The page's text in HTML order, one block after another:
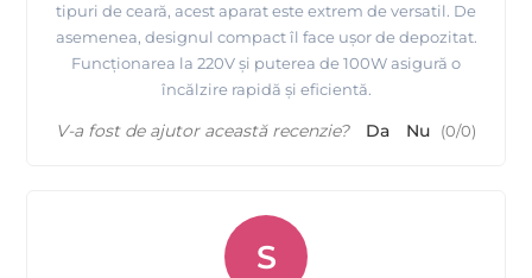
tipuri de ceară, acest aparat este extrem de versatil. De
asemenea, designul compact îl face ușor de depozitat.
Funcționarea la 220V și puterea de 100W asigură o
încălzire rapidă și eficientă.
V-a fost de ajutor această recenzie? Da Nu (0/0)
S